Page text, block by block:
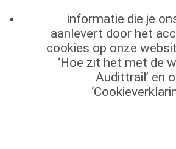
informatie die je
aanlevert door het
cookies op onze
‘Hoe zit het met de
Audittrail’ en